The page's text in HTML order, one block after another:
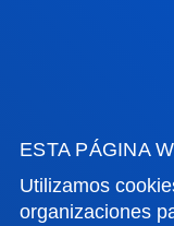
ESTA PÁGINA
Utilizamos
organizaciones
Conoce el campus
Contacto